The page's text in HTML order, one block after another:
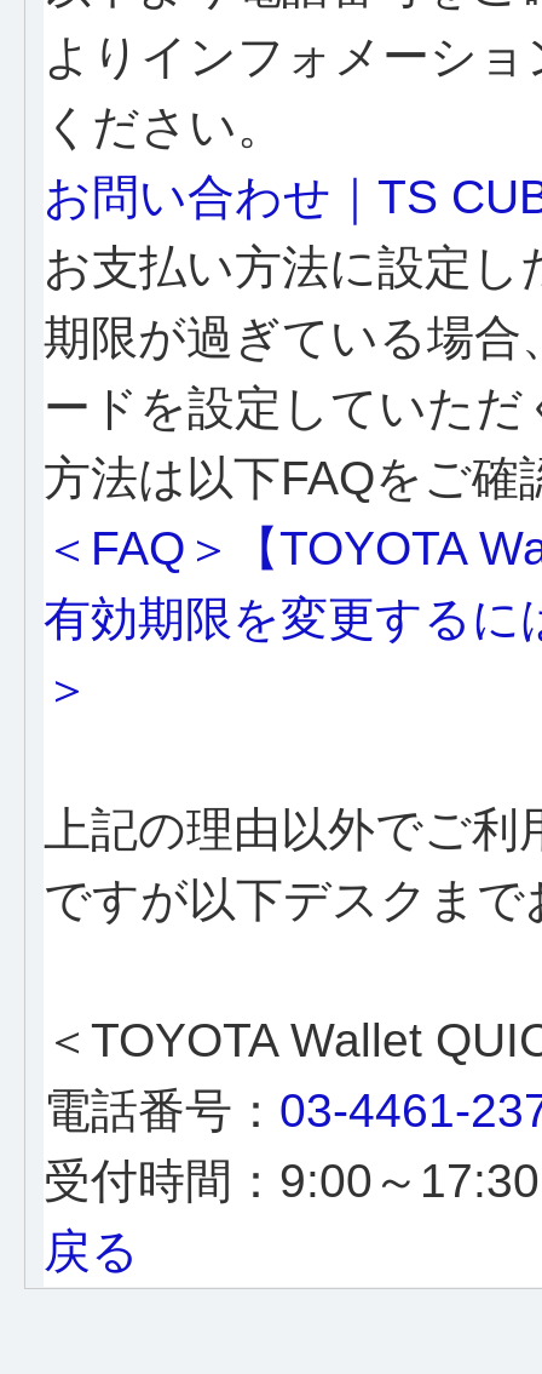
よりインフォメーシ
ください。
お問い合わせ｜TS
お支払い方法に設定
期限が過ぎている場
ードを設定していた
方法は以下FAQをご確
＜FAQ＞【TOYOTA
有効期限を変更する
＞
上記の理由以外でご
ですが以下デスクま
＜TOYOTA Wallet
電話番号： 03-4461-
受付時間：9:00～
戻る